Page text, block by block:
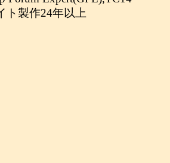
ト製作24年以上